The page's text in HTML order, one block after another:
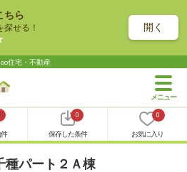
ちら
せる！ 開く
住宅・不動産
0
保存した条件
0
お気に入り
種パート２Ａ棟